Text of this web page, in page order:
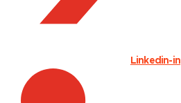
Linkedin-in